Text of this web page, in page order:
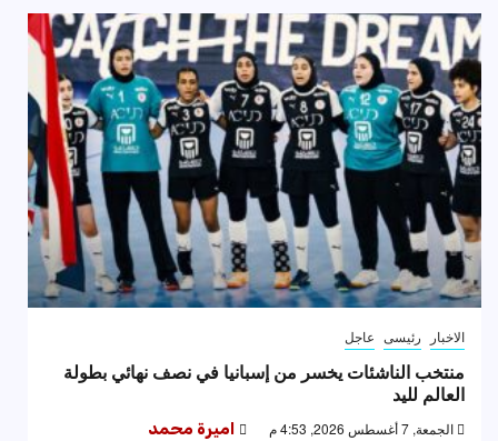
الاخبار رئيسى عاجل
منتخب الناشئات يخسر من إسبانيا في نصف نهائي بطولة
العالم لليد
الجمعة, 7 أغسطس 2026, 4:53 م اميرة محمد